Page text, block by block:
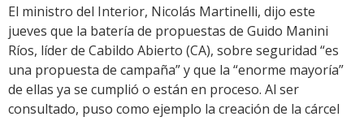
Link
El ministro del Interior, Nicolás Martinelli, dijo este
jueves que la batería de propuestas de Guido Manini
Ríos, líder de Cabildo Abierto (CA), sobre seguridad “es
una propuesta de campaña” y que la “enorme mayoría”
de ellas ya se cumplió o están en proceso. Al ser
consultado, puso como ejemplo la creación de la cárcel